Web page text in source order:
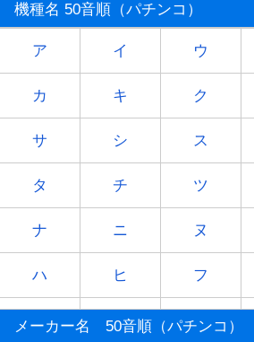
機種名 50音順（パチンコ）
ア イ ウ
カ キ ク
サ シ ス
タ チ ツ
ナ ニ ヌ
ハ ヒ フ
マ ミ ム
メーカー名 50音順（パチンコ）